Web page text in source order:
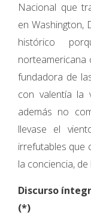
Nacional que
en Washington,
histórico
norteamericana
fundadora de
con valentía la
además no
llevase el
irrefutables que
la conciencia,
Discurso
(*)